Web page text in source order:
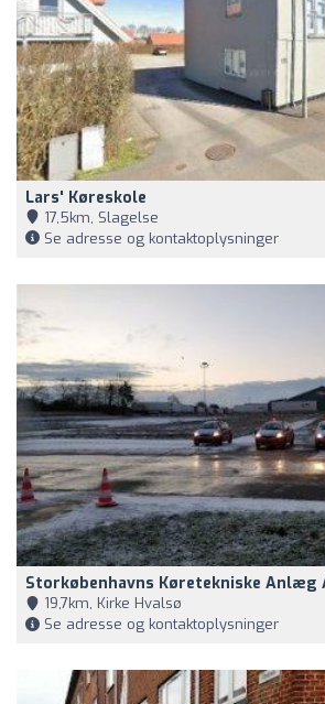
Lars' Køreskole
17,5km, Slagelse
Se adresse og kontaktoplysninger
Storkøbenhavns Køretekniske Anlæg
19,7km, Kirke Hvalsø
Se adresse og kontaktoplysninger